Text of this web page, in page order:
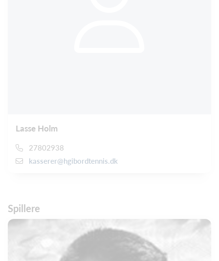
Lasse Holm
27802938
kasserer@hgibordtennis.dk
Spillere